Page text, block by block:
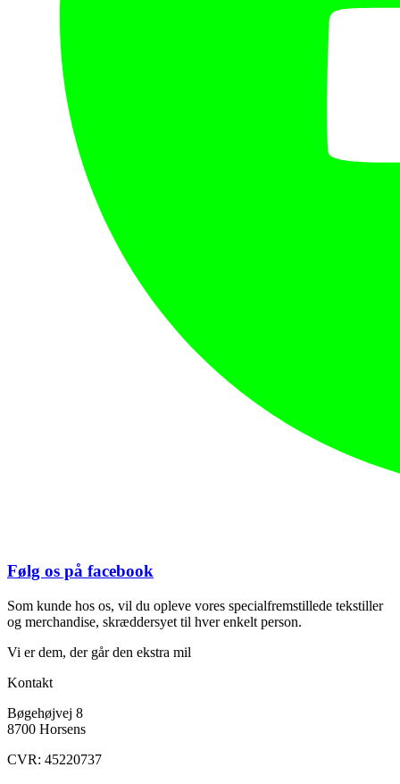
Følg os på facebook
Som kunde hos os, vil du opleve vores specialfremstillede tekstiller
og merchandise, skræddersyet til hver enkelt person.
Vi er dem, der går den ekstra mil
Kontakt
Bøgehøjvej 8
8700 Horsens
CVR: 45220737